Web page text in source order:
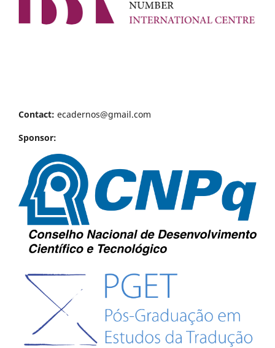
Contact: ecadernos@gmail.com
Sponsor: